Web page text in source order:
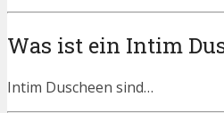
Was ist ein Intim
Intim Duscheen sind…